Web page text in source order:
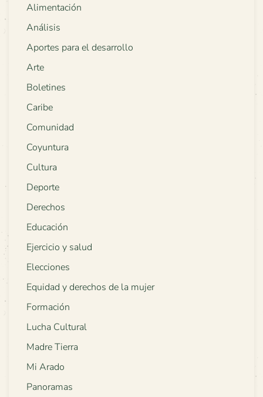
Alimentación
Análisis
Aportes para el desarrollo
Arte
Boletines
Caribe
Comunidad
Coyuntura
Cultura
Deporte
Derechos
Educación
Ejercicio y salud
Elecciones
Equidad y derechos de la mujer
Formación
Lucha Cultural
Madre Tierra
Mi Arado
Panoramas